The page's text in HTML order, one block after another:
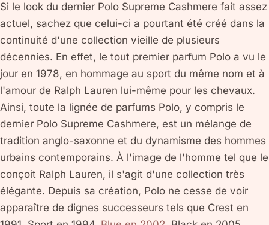
Si le look du dernier Polo Supreme Cashmere fait assez
actuel, sachez que celui-ci a pourtant été créé dans la
continuité d'une collection vieille de plusieurs
décennies. En effet, le tout premier parfum Polo a vu le
jour en 1978, en hommage au sport du même nom et à
l'amour de Ralph Lauren lui-même pour les chevaux.
Ainsi, toute la lignée de parfums Polo, y compris le
dernier Polo Supreme Cashmere, est un mélange de
tradition anglo-saxonne et du dynamisme des hommes
urbains contemporains. À l'image de l'homme tel que le
conçoit Ralph Lauren, il s'agit d'une collection très
élégante. Depuis sa création, Polo ne cesse de voir
apparaître de dignes successeurs tels que Crest en